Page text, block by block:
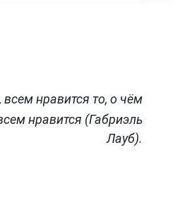
нравится то, о чём
нравится (Габриэль
Лауб).